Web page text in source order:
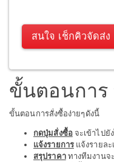
สนใจ เช็กคิวจัดส่ง
ขั้นตอนการ
ขั้นตอนการสั่งซื้อง่ายๆดังนี้
กดปุ่มสั่งซื้อจะเข้าไปยั
แจ้งรายการแจ้งรายละ
สรุปราคาทางทีมงานจ